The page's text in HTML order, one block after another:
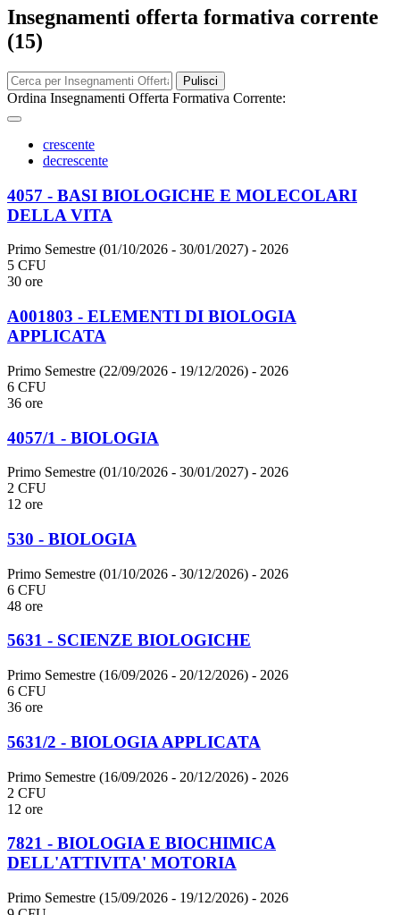
Insegnamenti offerta formativa corrente
(15)
Pulisci
Ordina Insegnamenti Offerta Formativa Corrente:
crescente
decrescente
4057 - BASI BIOLOGICHE E MOLECOLARI
DELLA VITA
Primo Semestre (01/10/2026 - 30/01/2027) - 2026
5 CFU
30 ore
A001803 - ELEMENTI DI BIOLOGIA
APPLICATA
Primo Semestre (22/09/2026 - 19/12/2026) - 2026
6 CFU
36 ore
4057/1 - BIOLOGIA
Primo Semestre (01/10/2026 - 30/01/2027) - 2026
2 CFU
12 ore
530 - BIOLOGIA
Primo Semestre (01/10/2026 - 30/12/2026) - 2026
6 CFU
48 ore
5631 - SCIENZE BIOLOGICHE
Primo Semestre (16/09/2026 - 20/12/2026) - 2026
6 CFU
36 ore
5631/2 - BIOLOGIA APPLICATA
Primo Semestre (16/09/2026 - 20/12/2026) - 2026
2 CFU
12 ore
7821 - BIOLOGIA E BIOCHIMICA
DELL'ATTIVITA' MOTORIA
Primo Semestre (15/09/2026 - 19/12/2026) - 2026